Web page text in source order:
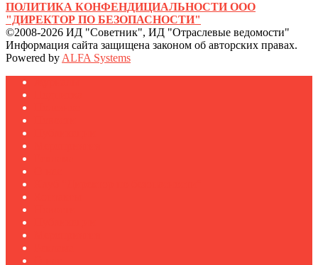
ПОЛИТИКА КОНФЕНДИЦИАЛЬНОСТИ ООО
"ДИРЕКТОР ПО БЕЗОПАСНОСТИ"
©2008-2026 ИД "Советник", ИД "Отраслевые ведомости"
Информация сайта защищена законом об авторских правах.
Powered by ALFA Systems